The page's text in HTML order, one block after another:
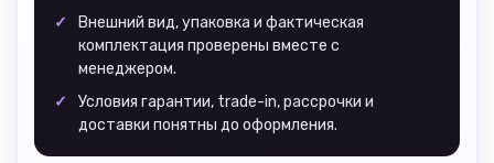
Внешний вид, упаковка и фактическая
комплектация проверены вместе с
менеджером.
Условия гарантии, trade-in, рассрочки и
доставки понятны до оформления.